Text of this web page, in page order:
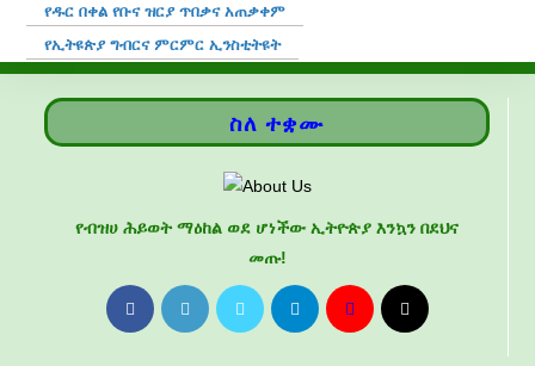
የዱር በቀል የቡና ዝርያ ጥበቃና አጠቃቀም
የኢትዩጵያ ግብርና ምርምር ኢንስቲትዩት
ስለ ተቋሙ
የብዝሀ ሕይወት ማዕከል ወደ ሆነችው ኢትዮጵያ እንኳን በደህና
መጡ!